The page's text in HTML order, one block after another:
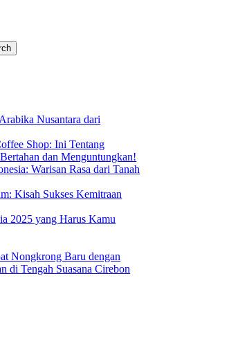
Nusantara dari
Shop: Ini Tentang
dan Menguntungkan!
Warisan Rasa dari Tanah
Kisah Sukses Kemitraan
2025 yang Harus Kamu
Nongkrong Baru dengan
di Tengah Suasana Cirebon